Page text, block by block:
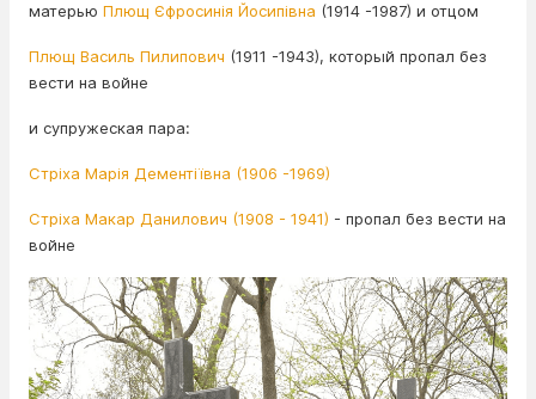
матерью Плющ Єфросинія Йосипівна (1914 -1987) и отцом
Плющ Василь Пилипович (1911 -1943), который пропал без
вести на войне
и супружеская пара:
Стріха Марія Дементіївна (1906 -1969)
Стріха Макар Данилович (1908 - 1941) - пропал без вести на
войне